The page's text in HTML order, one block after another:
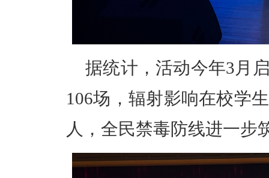
据统计，活动今年3月
106场，辐射影响在校学
人，全民禁毒防线进一步